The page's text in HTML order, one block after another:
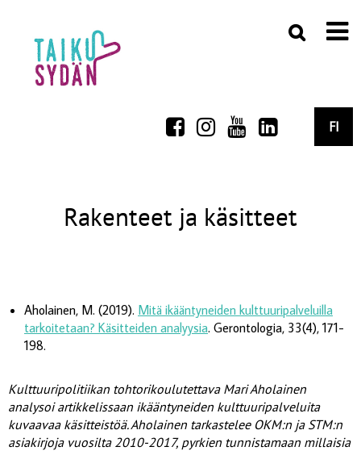
FI
Rakenteet ja käsitteet
Aholainen, M. (2019). Mitä ikääntyneiden kulttuuripalveluilla
tarkoitetaan? Käsitteiden analyysia. Gerontologia, 33(4), 171-
198.
Kulttuuripolitiikan tohtorikoulutettava Mari Aholainen
analysoi artikkelissaan ikääntyneiden kulttuuripalveluita
kuvaavaa käsitteistöä. Aholainen tarkastelee OKM:n ja STM:n
asiakirjoja vuosilta 2010-2017, pyrkien tunnistamaan millaisia